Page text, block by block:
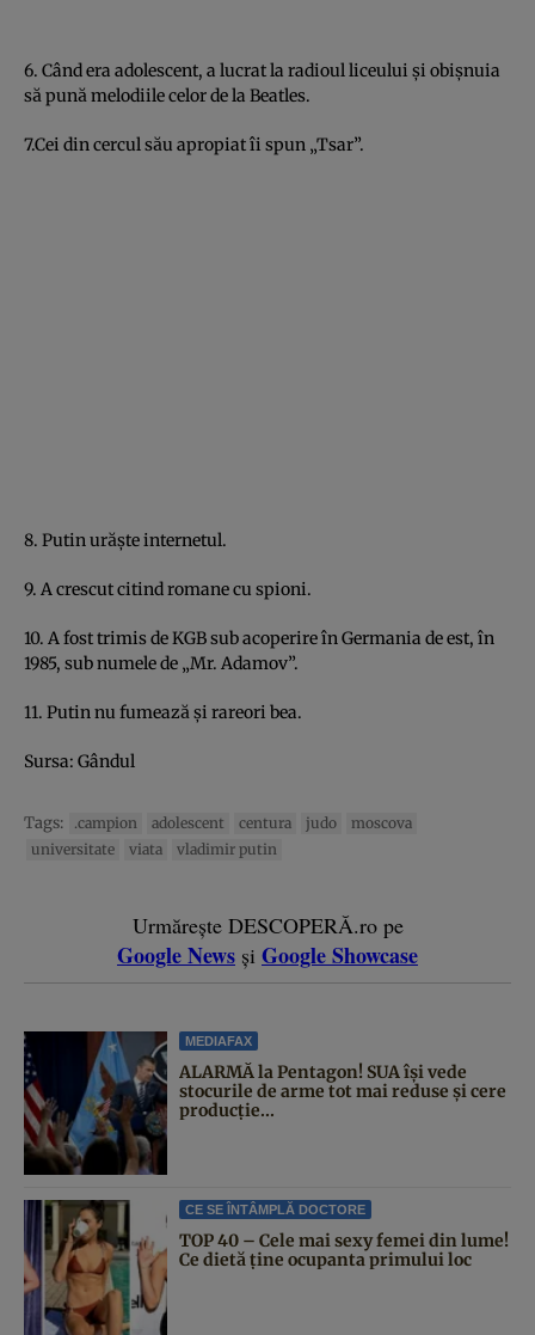
6. Când era adolescent, a lucrat la radioul liceului şi obişnuia
să pună melodiile celor de la Beatles.
7.Cei din cercul său apropiat îi spun „Tsar”.
8. Putin urăşte internetul.
9. A crescut citind romane cu spioni.
10. A fost trimis de KGB sub acoperire în Germania de est, în
1985, sub numele de „Mr. Adamov”.
11. Putin nu fumează şi rareori bea.
Sursa: Gândul
Tags: .campion adolescent centura judo
moscova
universitate
viata vladimir putin
Urmărește DESCOPERĂ.ro pe
Google News și Google Showcase
MEDIAFAX
ALARMĂ la Pentagon! SUA își vede
stocurile de arme tot mai reduse și cere
producție...
CE SE ÎNTÂMPLĂ DOCTORE
TOP 40 – Cele mai sexy femei din lume!
Ce dietă ține ocupanta primului loc